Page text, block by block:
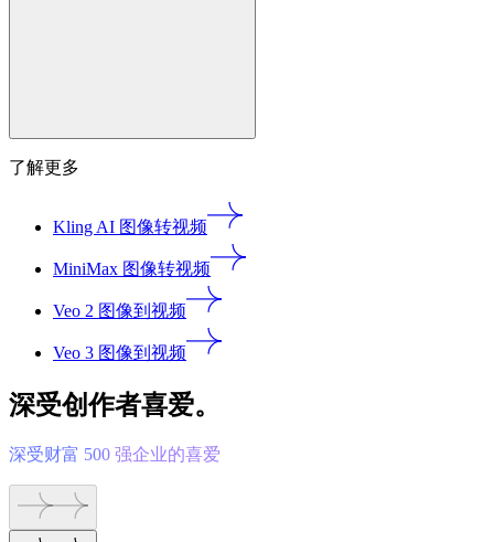
了解更多
Kling AI 图像转视频
MiniMax 图像转视频
Veo 2 图像到视频
Veo 3 图像到视频
深受创作者喜爱。
深受财富 500 强企业的喜爱